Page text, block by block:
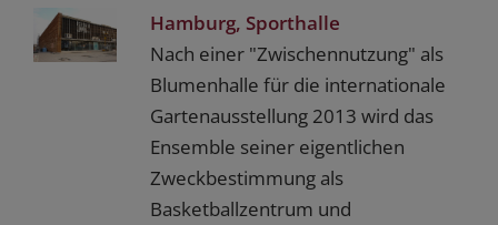
Hamburg, Sporthalle
Nach einer "Zwischennutzung" als
Blumenhalle für die internationale
Gartenausstellung 2013 wird das
Ensemble seiner eigentlichen
Zweckbestimmung als
Basketballzentrum und